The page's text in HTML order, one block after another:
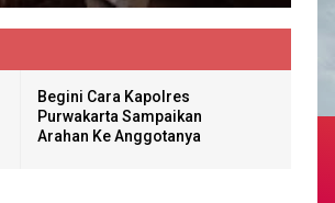
Begini Cara Kapolres
Purwakarta Sampaikan
Arahan Ke Anggotanya